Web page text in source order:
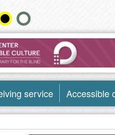
service Accessible